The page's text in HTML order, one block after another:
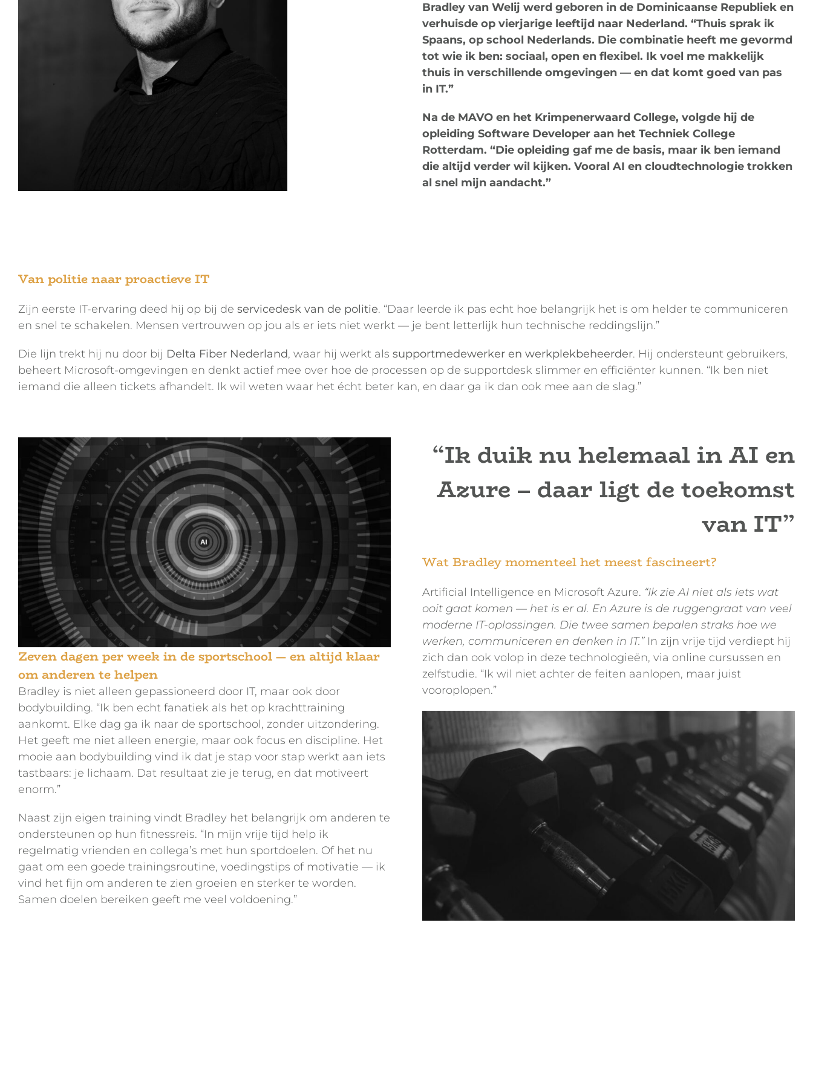
Bradley van Welij werd geboren in de Dominicaanse Republiek en
verhuisde op vierjarige leeftijd naar Nederland. “Thuis sprak ik
Spaans, op school Nederlands. Die combinatie heeft me gevormd
tot wie ik ben: sociaal, open en flexibel. Ik voel me makkelijk
thuis in verschillende omgevingen — en dat komt goed van pas
in IT.”
Na de MAVO en het Krimpenerwaard College, volgde hij de
opleiding Software Developer aan het Techniek College
Rotterdam. “Die opleiding gaf me de basis, maar ik ben iemand
die altijd verder wil kijken. Vooral AI en cloudtechnologie trokken
al snel mijn aandacht.”
Van politie naar proactieve IT
Zijn eerste IT-ervaring deed hij op bij de servicedesk van de politie. “Daar leerde ik pas echt hoe belangrijk het is om helder te communiceren
en snel te schakelen. Mensen vertrouwen op jou als er iets niet werkt — je bent letterlijk hun technische reddingslijn.”
Die lijn trekt hij nu door bij Delta Fiber Nederland, waar hij werkt als supportmedewerker en werkplekbeheerder. Hij ondersteunt gebruikers,
beheert Microsoft-omgevingen en denkt actief mee over hoe de processen op de supportdesk slimmer en efficiënter kunnen. “Ik ben niet
iemand die alleen tickets afhandelt. Ik wil weten waar het écht beter kan, en daar ga ik dan ook mee aan de slag.”
Zeven dagen per week in de sportschool — en altijd klaar
om anderen te helpen
Bradley is niet alleen gepassioneerd door IT, maar ook door
bodybuilding. “Ik ben echt fanatiek als het op krachttraining
aankomt. Elke dag ga ik naar de sportschool, zonder uitzondering.
Het geeft me niet alleen energie, maar ook focus en discipline. Het
mooie aan bodybuilding vind ik dat je stap voor stap werkt aan iets
tastbaars: je lichaam. Dat resultaat zie je terug, en dat motiveert
enorm.”
Naast zijn eigen training vindt Bradley het belangrijk om anderen te
ondersteunen op hun fitnessreis. “In mijn vrije tijd help ik
regelmatig vrienden en collega’s met hun sportdoelen. Of het nu
gaat om een goede trainingsroutine, voedingstips of motivatie — ik
vind het fijn om anderen te zien groeien en sterker te worden.
Samen doelen bereiken geeft me veel voldoening.”
“Ik duik nu helemaal in AI en
Azure – daar ligt de toekomst
van IT”
Wat Bradley momenteel het meest fascineert?
Artificial Intelligence en Microsoft Azure. “Ik zie AI niet als iets wat
ooit gaat komen — het is er al. En Azure is de ruggengraat van veel
moderne IT-oplossingen. Die twee samen bepalen straks hoe we
werken, communiceren en denken in IT.”In zijn vrije tijd verdiept hij
zich dan ook volop in deze technologieën, via online cursussen en
zelfstudie. “Ik wil niet achter de feiten aanlopen, maar juist
vooroplopen.”